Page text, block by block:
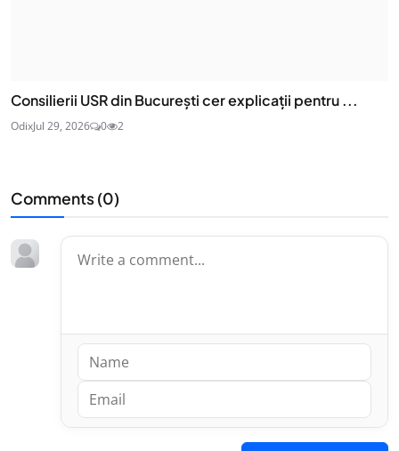
Consilierii USR din București cer explicații pentru ...
OdixJul 29, 2026 0 2
Comments (0)